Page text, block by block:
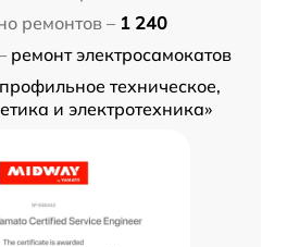
ремонтов – 1 240
ремонт электросамокатов
профильное техническое,
и электротехника»